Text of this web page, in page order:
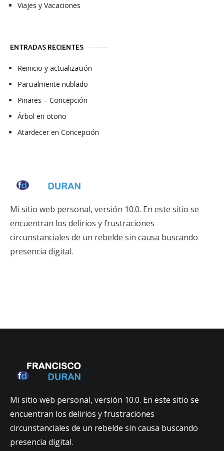
Viajes y Vacaciones
ENTRADAS RECIENTES
Reinicio y actualización
Parcialmente nublado
Pinares – Concepción
Árbol en otoño
Atardecer en Concepción
Mi sitio web personal, versión 10.0. En este sitio se
encuentran los delirios y frustraciones
circunstanciales de un rebelde sin causa buscando
presencia digital.
Mi sitio web personal, versión 10.0. En este sitio se
encuentran los delirios y frustraciones
circunstanciales de un rebelde sin causa buscando
presencia digital.